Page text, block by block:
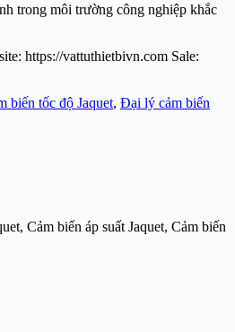
trong môi trường công nghiệp khắc
https://vattuthietbivn.com Sale:
biến tốc độ Jaquet, Đại lý cảm biến
Cảm biến áp suất Jaquet, Cảm biến